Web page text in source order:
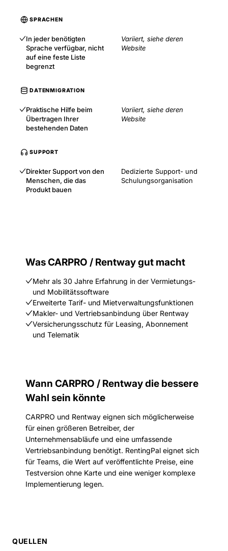
SPRACHEN
In jeder benötigten
Sprache verfügbar, nicht
auf eine feste Liste
begrenzt
Variiert, siehe deren
Website
DATENMIGRATION
Praktische Hilfe beim
Übertragen Ihrer
bestehenden Daten
Variiert, siehe deren
Website
SUPPORT
Direkter Support von den
Menschen, die das
Produkt bauen
Dedizierte Support- und
Schulungsorganisation
Was CARPRO / Rentway gut macht
Mehr als 30 Jahre Erfahrung in der Vermietungs-
und Mobilitätssoftware
Erweiterte Tarif- und Mietverwaltungsfunktionen
Makler- und Vertriebsanbindung über Rentway
Versicherungsschutz für Leasing, Abonnement
und Telematik
Wann CARPRO / Rentway die bessere
Wahl sein könnte
CARPRO und Rentway eignen sich möglicherweise
für einen größeren Betreiber, der
Unternehmensabläufe und eine umfassende
Vertriebsanbindung benötigt. RentingPal eignet sich
für Teams, die Wert auf veröffentlichte Preise, eine
Testversion ohne Karte und eine weniger komplexe
Implementierung legen.
QUELLEN